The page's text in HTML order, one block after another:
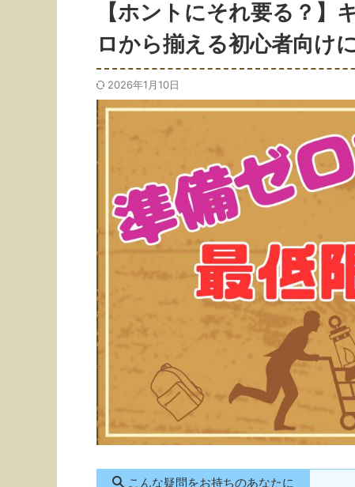
【ホントにそれ要る？】
ロから揃える初心者向け
2026年1月10日
こんな疑問をお持ちのあなたに